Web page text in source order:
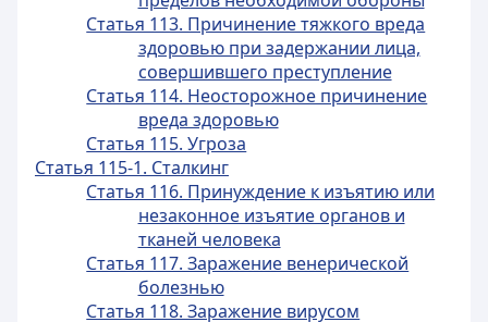
Статья 113. Причинение тяжкого вреда
здоровью при задержании лица,
совершившего преступление
Статья 114. Неосторожное причинение
вреда здоровью
Статья 115. Угроза
Статья 115-1. Сталкинг
Статья 116. Принуждение к изъятию или
незаконное изъятие органов и
тканей человека
Статья 117. Заражение венерической
болезнью
Статья 118. Заражение вирусом